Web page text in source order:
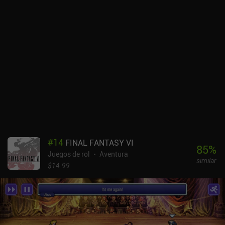
#14 FINAL FANTASY VI
Juegos de rol
Aventura
$14.99
85%
similar